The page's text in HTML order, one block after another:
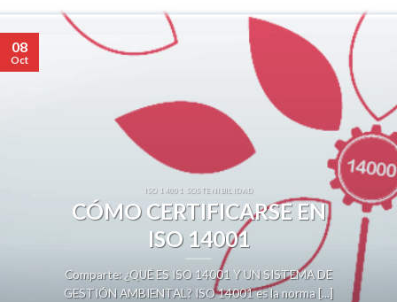
ISO 14001 SOSTENIBILIDAD
CÓMO CERTIFICARSE EN
ISO 14001
Comparte: ¿QUÉ ES ISO 14001 Y UN SISTEMA DE
GESTIÓN AMBIENTAL? ISO 14001 es la norma [...]
08
Oct